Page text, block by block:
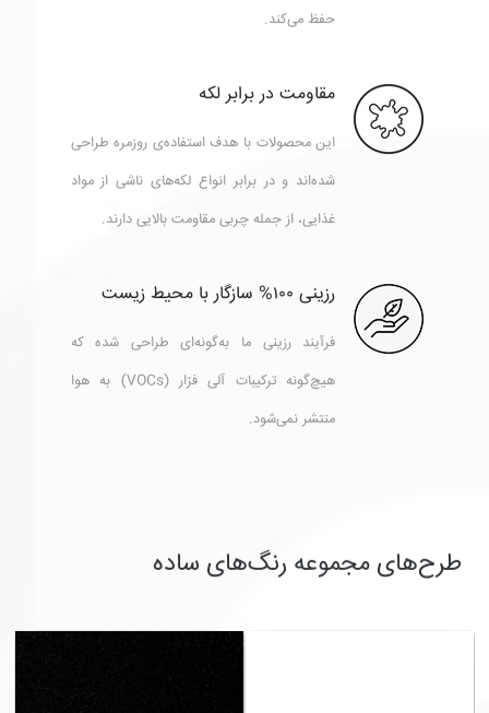
حفظ می‌کند.
مقاومت در برابر لکه
این محصولات با هدف استفاده‌ی روزمره طراحی
شده‌اند و در برابر انواع لکه‌های ناشی از مواد
غذایی، از جمله چربی مقاومت بالایی دارند.
رزینی ۱۰۰% سازگار با محیط زیست
فرآیند رزینی ما به‌گونه‌ای طراحی شده که
هیچ‌گونه ترکیبات آلی فرّار (VOCs) به هوا
منتشر نمی‌شود.
طرح‌های مجموعه رنگ‌های ساده